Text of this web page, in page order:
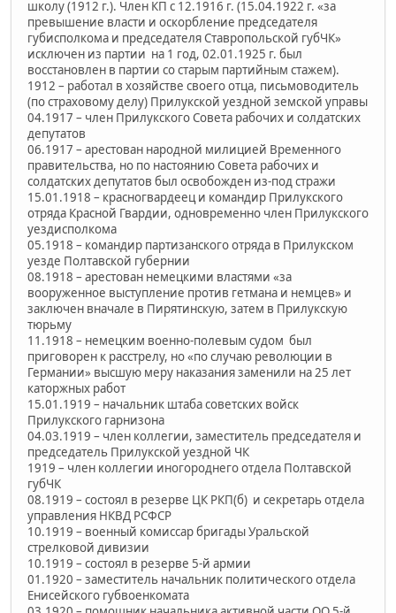
школу (1912 г.). Член КП с 12.1916 г. (15.04.1922 г. «за
превышение власти и оскорбление председателя
губисполкома и председателя Ставропольской губЧК»
исключен из партии на 1 год, 02.01.1925 г. был
восстановлен в партии со старым партийным стажем).
1912 – работал в хозяйстве своего отца, письмоводитель
(по страховому делу) Прилукской уездной земской управы
04.1917 – член Прилукского Совета рабочих и солдатских
депутатов
06.1917 – арестован народной милицией Временного
правительства, но по настоянию Совета рабочих и
солдатских депутатов был освобожден из-под стражи
15.01.1918 – красногвардеец и командир Прилукского
отряда Красной Гвардии, одновременно член Прилукского
уездисполкома
05.1918 – командир партизанского отряда в Прилукском
уезде Полтавской губернии
08.1918 – арестован немецкими властями «за
вооруженное выступление против гетмана и немцев» и
заключен вначале в Пирятинскую, затем в Прилукскую
тюрьму
11.1918 – немецким военно-полевым судом был
приговорен к расстрелу, но «по случаю революции в
Германии» высшую меру наказания заменили на 25 лет
каторжных работ
15.01.1919 – начальник штаба советских войск
Прилукского гарнизона
04.03.1919 – член коллегии, заместитель председателя и
председатель Прилукской уездной ЧК
1919 – член коллегии иногороднего отдела Полтавской
губЧК
08.1919 – состоял в резерве ЦК РКП(б) и секретарь отдела
управления НКВД РСФСР
10.1919 – военный комиссар бригады Уральской
стрелковой дивизии
10.1919 – состоял в резерве 5-й армии
01.1920 – заместитель начальник политического отдела
Енисейского губвоенкомата